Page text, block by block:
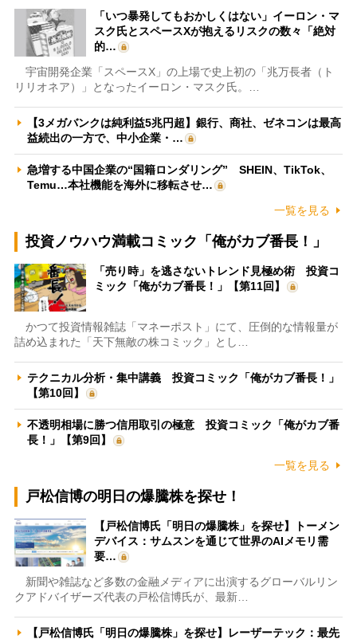
「いつ暴発してもおかしくはない」イーロン・マ
スク氏とスペースXが抱えるリスクの数々「絶対
的…
宇宙開発企業「スペースX」の上場で史上初の「兆万長者（ト
リリオネア）」となったイーロン・マスク氏。…
【3メガバンクは純利益5兆円超】銀行、商社、ゼネコンは最高
益続出の一方で、中小企業・…
急増する中国企業の“国籍ロンダリング” SHEIN、TikTok、
Temu…本社機能を海外に移転させ…
一覧を見る
投資ノウハウ満載コミック「俺がカブ番長！」
「売り時」を逃さないトレンド見極め術 投資コ
ミック「俺がカブ番長！」【第11回】
かつて投資情報雑誌「マネーポスト」にて、圧倒的な情報量が
詰め込まれた「天下無敵の株コミック」とし…
テクニカル分析・集中講義 投資コミック「俺がカブ番長！」
【第10回】
不透明相場に勝つ信用取引の極意 投資コミック「俺がカブ番
長！」【第9回】
一覧を見る
戸松信博の明日の爆騰株を探せ！
【戸松信博氏「明日の爆騰株」を探せ】トーメン
デバイス：サムスンを通じて世界のAIメモリ需
要…
新聞や雑誌など多数の金融メディアに出演するグローバルリン
クアドバイザーズ代表の戸松信博氏が、最新…
【戸松信博氏「明日の爆騰株」を探せ】レーザーテック：最先